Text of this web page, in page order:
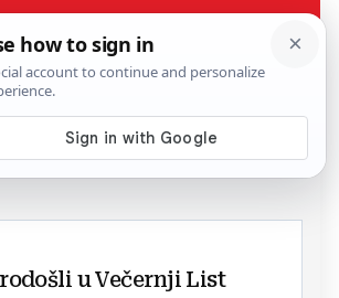
u Večernji List